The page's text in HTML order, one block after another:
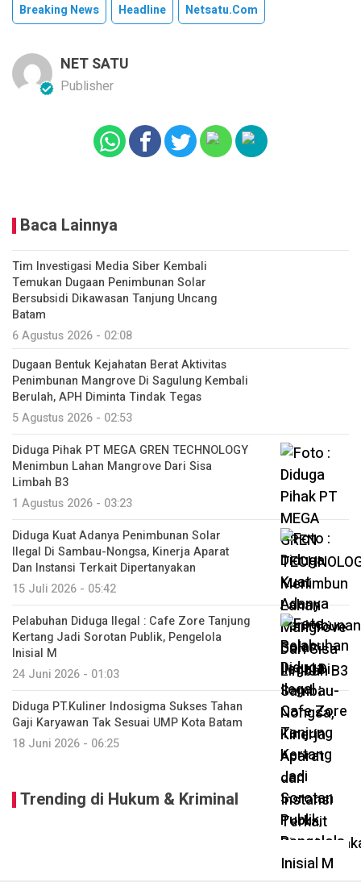
Breaking News Headline Netsatu.com
NET SATU
Publisher
Baca Lainnya
Tim Investigasi Media Siber Kembali
Temukan Dugaan Penimbunan Solar
Bersubsidi Dikawasan Tanjung Uncang
Batam
6 Agustus 2026 - 02:08
Dugaan Bentuk Kejahatan Berat Aktivitas
Penimbunan Mangrove Di Sagulung Kembali
Berulah, APH Diminta Tindak Tegas
5 Agustus 2026 - 02:53
Diduga Pihak PT MEGA GREN TECHNOLOGY
Menimbun Lahan Mangrove Dari Sisa
Limbah B3
1 Agustus 2026 - 03:23
Diduga Kuat Adanya Penimbunan Solar
Ilegal Di Sambau-Nongsa, Kinerja Aparat
Dan Instansi Terkait Dipertanyakan
15 Juli 2026 - 05:42
Pelabuhan Diduga Ilegal : Cafe Zore Tanjung
Kertang Jadi Sorotan Publik, Pengelola
Inisial M
24 Juni 2026 - 01:03
Diduga PT.Kuliner Indosigma Sukses Tahan
Gaji Karyawan Tak Sesuai UMP Kota Batam
18 Juni 2026 - 06:25
Trending di Hukum & Kriminal